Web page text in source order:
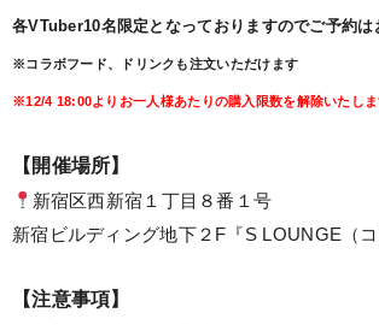
各VTuber10名限定となっておりますのでご予約は
※コラボフード、ドリンクも注文いただけます
※12/4 18:00よりお一人様あたりの購入限数を解除いたし
【開催場所】
新宿区西新宿１丁目８番１号
新宿ビルディング地下２F『S LOUNGE（コ
【注意事項】